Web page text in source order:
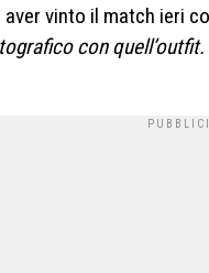
aver vinto il match ieri
con